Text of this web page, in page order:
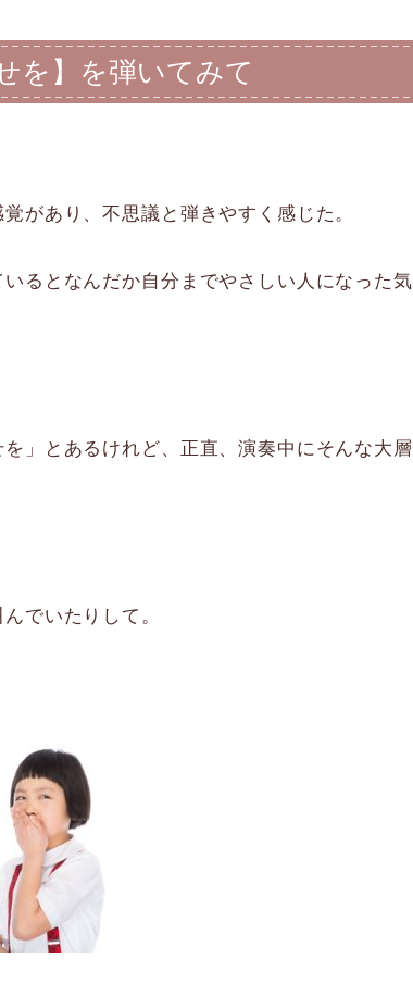
を】を弾いてみて
があり、不思議と弾きやすく感じた。
るとなんだか自分までやさしい人になった気
」とあるけれど、正直、演奏中にそんな大層
でいたりして。